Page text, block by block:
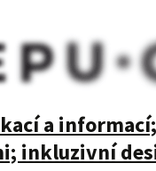
a
inkluzivní